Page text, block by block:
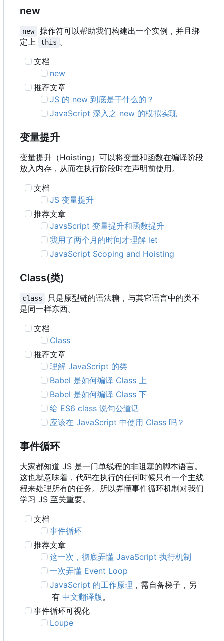
new
new
操作符可以帮助我们构建出一个实例，并且绑
定上
this 。
文档
new
推荐文章
JS 的 new 到底是干什么的？
JavaScript 深入之 new 的模拟实现
变量提升
变量提升 （Hoisting） 可以将变量和函数在编译阶段
放入内存 ， 从而在执行阶段时在声明前使用。
文档
JS 变量提升
推荐文章
JavsScript 变量提升和函数提升
我用了两个月的时间才理解 let
JavaScript Scoping and Hoisting
Class(类)
class
只是原型链的语法糖，与其它语言中的类不
是同一样东西。
文档
Class
推荐文章
理解 JavaScript 的类
Babel 是如何编译 Class 上
Babel 是如何编译 Class 下
给 ES6 class 说句公道话
应该在 JavaScript 中使用 Class 吗？
事件循环
大家都知道 JS 是一门单线程的非阻塞的脚本语言。
这也就意味着，代码在执行的任何时候只有一个主线
程来处理所有的任务。所以弄懂事件循环机制对我们
学习 JS 至关重要。
文档
事件循环
推荐文章
这一次，彻底弄懂 JavaScript 执行机制
一次弄懂 Event Loop
JavaScript 的工作原理 ，需自备梯子，另
有 中文翻译版。
事件循环可视化
Loupe